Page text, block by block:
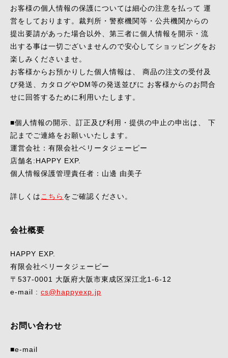
お客様の個人情報の保護については細心の注意を払って 運
営をしております。裁判所・警察機関等・公共機関からの
提出要請があった場合以外、第三者に個人情報を開示・流
出する事は一切ございませんので安心してショッピングをお
楽しみくださいませ。
お客様からお預かりした個人情報は、 商品の注文の受付及
び発送、カタログやDM等の発送並びに お客様からのお問合
せに回答するために利用いたします。
■個人情報の開示、訂正及び利用・提供の中止の申出は、 下
記までご連絡をお願いいたします。
運営会社：有限会社ベリータジェーピー
店舗名:HAPPY EXP.
個人情報保護管理責任者：山邊 由美子
詳しくは こちら をご確認ください。
会社概要
HAPPY EXP.
有限会社ベリータジェーピー
〒537-0001 大阪府大阪市東成区深江北1-6-12
e-mail : cs@happyexp.jp
お問い合わせ
■e-mail